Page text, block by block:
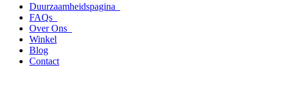
Duurzaamheidspagina
FAQs
Over Ons
Winkel
Blog
Contact